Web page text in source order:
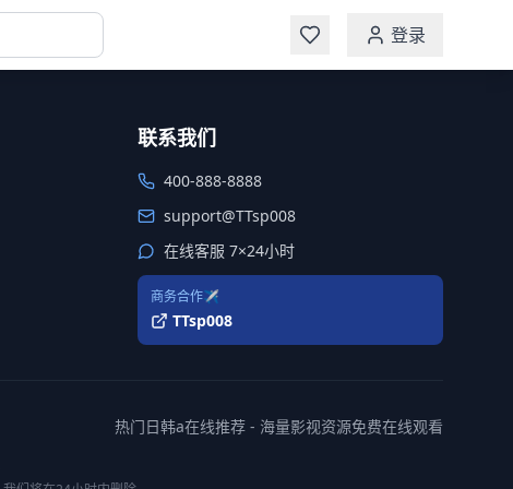
登录
联系我们
400-888-8888
support@TTsp008
在线客服 7×24小时
商务合作✈️
TTsp008
热门日韩a在线推荐 - 海量影视资源免费在线观看